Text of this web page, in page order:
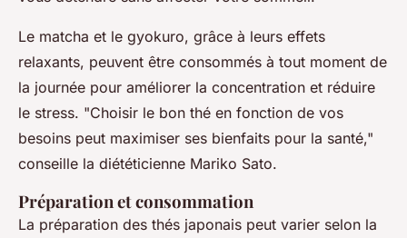
Le matcha et le gyokuro, grâce à leurs effets
relaxants, peuvent être consommés à tout moment de
la journée pour améliorer la concentration et réduire
le stress. "Choisir le bon thé en fonction de vos
besoins peut maximiser ses bienfaits pour la santé,"
conseille la diététicienne Mariko Sato.
Préparation et consommation
La préparation des thés japonais peut varier selon la